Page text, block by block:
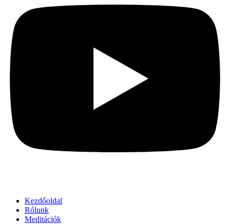
Kezdőoldal
Rólunk
Meditációk